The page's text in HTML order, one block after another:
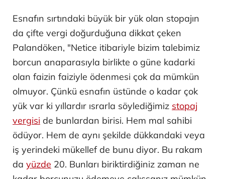
Esnafın sırtındaki büyük bir yük olan stopajın
da çifte vergi doğurduğuna dikkat çeken
Palandöken, "Netice itibariyle bizim talebimiz
borcun anaparasıyla birlikte o güne kadarki
olan faizin faiziyle ödenmesi çok da mümkün
olmuyor. Çünkü esnafın üstünde o kadar çok
yük var ki yıllardır ısrarla söylediğimiz stopaj
vergisi de bunlardan birisi. Hem mal sahibi
ödüyor. Hem de aynı şekilde dükkandaki veya
iş yerindeki mükellef de bunu diyor. Bu rakam
da yüzde 20. Bunları biriktirdiğiniz zaman ne